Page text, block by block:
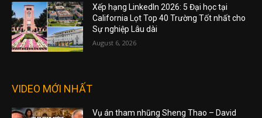
Xếp hạng LinkedIn 2026: 5 Đại học tại
California Lọt Top 40 Trường Tốt nhất cho
Sự nghiệp Lâu dài
August 6, 2026
VIDEO MỚI NHẤT
Vụ án tham nhũng Sheng Thao – David